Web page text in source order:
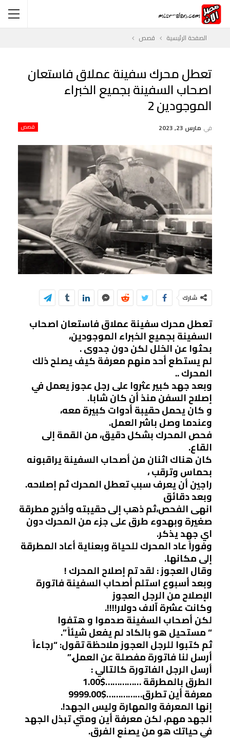
الصفحة الرئيسية قصص
تعطل محرك سفينة عملاق فاستعان
اصحاب السفينة بجميع الخبراء
الموجودين 2
قصص في مارس 23, 2023
شارك
تعطل محرك سفينة عملاق فاستعان اصحاب
السفينة بجميع الخبراء الموجودين،
بحثوا عن الخلل لكن دون جدوى .
لم يستطع أحد منهم معرفة كيف يصلح ذلك
المحرك ..
وبعد جهد كبير عثروا على رجل عجوز يعمل في
إصلاح السفن منذ أن كان شابا.
و كان يحمل حقيبة أدوات كبيرة معه،
وعندما وصل باشر العمل.
فحص المحرك بشكل دقيق، من القمة إلى
القاع.
كان هناك اثنان من أصحاب السفينة يراقبونه
بحماس وترقب ،
راجين أن يعرف سبب تعطل المحرك ثم إصلاحه.
وبعد دقائق
انهى الفحص،ثم ذهب إلى حقيبته وأخرج مطرقة
صغيرة وبهدوء طرق على جزء من المحرك دون
اي جهد يذكر.
وفوراً عاد المحرك للحياة وبعناية أعاد المطرقة
إلى مكانها.
وقال العجوز : لقد تم إصلاح المحرك !
وبعد أسبوع استلم أصحاب السفينة فاتورة
الإصلاح من الرجل العجوز
وكانت عشرة آلاف دولار!!!!.
لكن أصحاب السفينة صدموا و هتفوا
“ مستحيل هو بالكاد لم يفعل شيئاً ”.
ثم كتبوا للرجل العجوز ملاحظة تقول: “رجاءاً
أرسل لنا فاتورة مفصلة عن العمل.”
أرسل الرجل الفاتورة كالتالي :
الطرق بالمطرقة ……………$1.00
معرفة أين تطرق……………$9999.00
إنها المعرفة والمهارة وليس الجهد!.
الجهد مهم، لكن معرفة أين ومتي تبذل الجهد
في حياتك هو من يصنع الفرق.